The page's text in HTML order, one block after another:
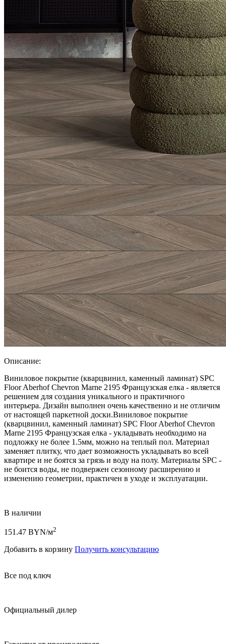
Описание:
Виниловое покрытие (кварцвинил, каменный ламинат) SPC
Floor Aberhof Chevron Marne 2195 Французская елка - является
решением для создания уникального и практичного
интерьера. Дизайн выполнен очень качественно и не отличим
от настоящей паркетной доски.Виниловое покрытие
(кварцвинил, каменный ламинат) SPC Floor Aberhof Chevron
Marne 2195 Французская елка - укладывать необходимо на
подложку не более 1.5мм, можно на теплый пол. Материал
заменяет плитку, что дает возможность укладывать во всей
квартире и не боятся за грязь и воду на полу. Материалы SPC -
не боится воды, не подвержен сезонному расширению и
изменению геометрии, практичен в уходе и эксплуатации.
В наличии
151.47 BYN/м2
Добавить в корзину Получить консультацию
Все под ключ
Официальный дилер